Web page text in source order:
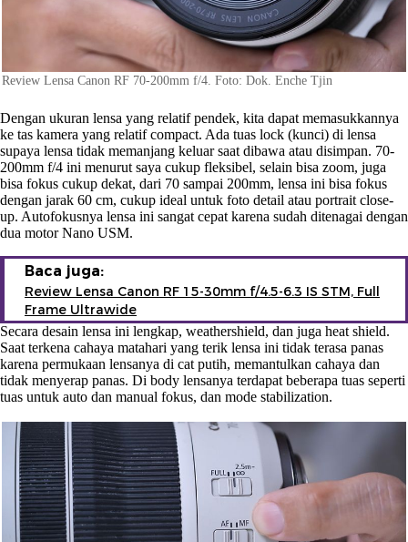
Review Lensa Canon RF 70-200mm f/4. Foto: Dok. Enche Tjin
Dengan ukuran lensa yang relatif pendek, kita dapat memasukkannya
ke tas kamera yang relatif compact. Ada tuas lock (kunci) di lensa
supaya lensa tidak memanjang keluar saat dibawa atau disimpan. 70-
200mm f/4 ini menurut saya cukup fleksibel, selain bisa zoom, juga
bisa fokus cukup dekat, dari 70 sampai 200mm, lensa ini bisa fokus
dengan jarak 60 cm, cukup ideal untuk foto detail atau portrait close-
up. Autofokusnya lensa ini sangat cepat karena sudah ditenagai dengan
dua motor Nano USM.
Baca juga:
Review Lensa Canon RF 15-30mm f/4.5-6.3 IS STM, Full
Frame Ultrawide
Secara desain lensa ini lengkap, weathershield, dan juga heat shield.
Saat terkena cahaya matahari yang terik lensa ini tidak terasa panas
karena permukaan lensanya di cat putih, memantulkan cahaya dan
tidak menyerap panas. Di body lensanya terdapat beberapa tuas seperti
tuas untuk auto dan manual fokus, dan mode stabilization.